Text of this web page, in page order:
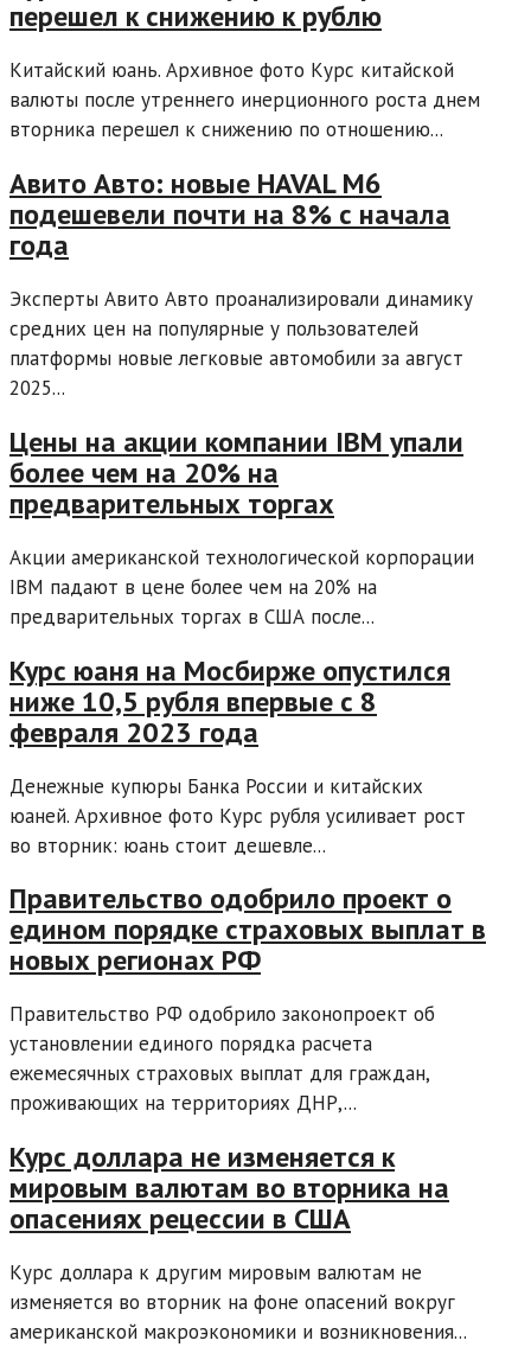
перешел к снижению к рублю
Китайский юань. Архивное фото Курс китайской
валюты после утреннего инерционного роста днем
вторника перешел к снижению по отношению...
Авито Авто: новые HAVAL M6
подешевели почти на 8% с начала
года
Эксперты Авито Авто проанализировали динамику
средних цен на популярные у пользователей
платформы новые легковые автомобили за август
2025...
Цены на акции компании IBM упали
более чем на 20% на
предварительных торгах
Акции американской технологической корпорации
IBM падают в цене более чем на 20% на
предварительных торгах в США после...
Курс юаня на Мосбирже опустился
ниже 10,5 рубля впервые с 8
февраля 2023 года
Денежные купюры Банка России и китайских
юаней. Архивное фото Курс рубля усиливает рост
во вторник: юань стоит дешевле...
Правительство одобрило проект о
едином порядке страховых выплат в
новых регионах РФ
Правительство РФ одобрило законопроект об
установлении единого порядка расчета
ежемесячных страховых выплат для граждан,
проживающих на территориях ДНР,...
Курс доллара не изменяется к
мировым валютам во вторника на
опасениях рецессии в США
Курс доллара к другим мировым валютам не
изменяется во вторник на фоне опасений вокруг
американской макроэкономики и возникновения...